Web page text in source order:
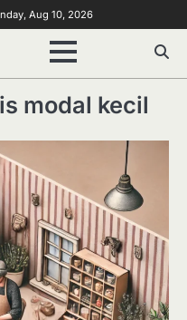
Aug 10, 2026
modal kecil